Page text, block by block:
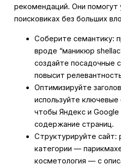
рекомендаций. Они помогут
поисковиках без больших
Соберите семантику:
вроде “маникюр
создайте посадочные
повысит
Оптимизируйте
используйте
чтобы Яндекс и
содержание страниц.
Структурируйте сайт:
категории —
косметология — с